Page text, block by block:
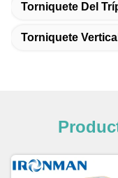
Torniquete Del
Torniquete